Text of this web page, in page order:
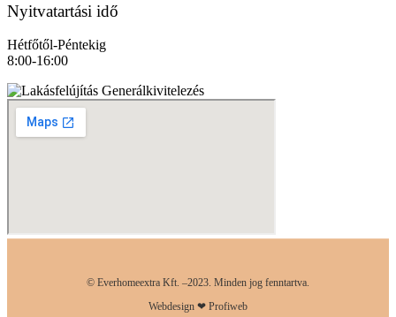
Nyitvatartási idő
Hétfőtől-Péntekig
8:00-16:00
© Everhomeextra Kft. –2023. Minden jog fenntartva.
Webdesign ❤ Profiweb